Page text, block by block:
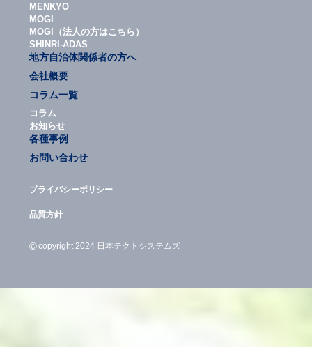
MENKYO
MOGI
MOGI（法人の方はこちら）
SHINRI-ADAS
地方自治体関係者の方へ
会社概要
コラム一覧
コラム
お知らせ
各種事例
お問い合わせ
プライバシーポリシー
品質方針
©copyright 2024 日本テクトシステムズ